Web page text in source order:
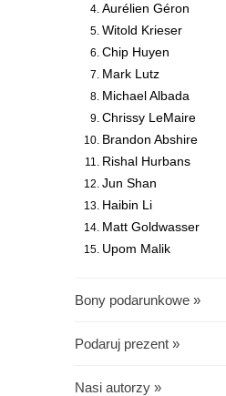
Aurélien Géron
Witold Krieser
Chip Huyen
Mark Lutz
Michael Albada
Chrissy LeMaire
Brandon Abshire
Rishal Hurbans
Jun Shan
Haibin Li
Matt Goldwasser
Upom Malik
Bony podarunkowe »
Podaruj prezent »
Nasi autorzy »